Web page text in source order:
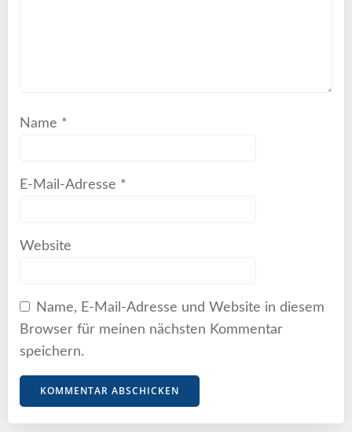
Name *
E-Mail-Adresse *
Website
Name, E-Mail-Adresse und Website in diesem
Browser für meinen nächsten Kommentar
speichern.